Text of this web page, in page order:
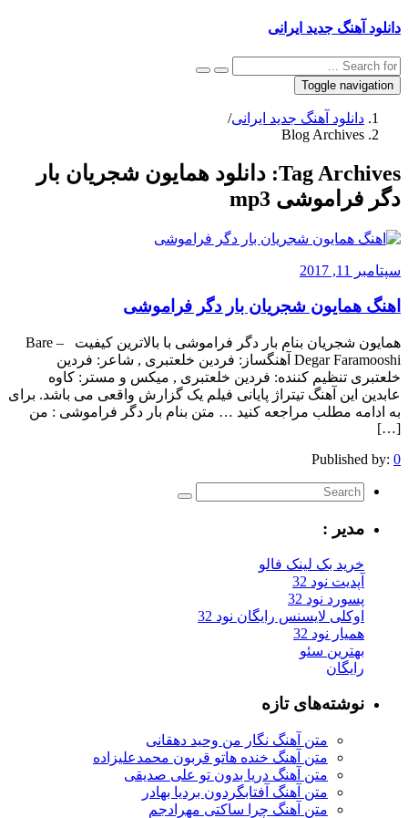
دانلود آهنگ جدید ایرانی
Toggle navigation
دانلود آهنگ جدید ایرانی/
Blog Archives
Tag Archives: دانلود همایون شجریان بار
دگر فراموشی mp3
سپتامبر 11, 2017
اهنگ همایون شجریان بار دگر فراموشی
همایون شجریان بنام بار دگر فراموشی با بالاترین کیفیت – Bare
Degar Faramooshi آهنگساز: فردین خلعتبری , شاعر: فردین
خلعتبری تنظیم کننده: فردین خلعتبری , میکس و مستر: کاوه
عابدین این آهنگ تیتراژ پایانی فیلم یک گزارش واقعی می باشد. برای
به ادامه مطلب مراجعه کنید … متن بنام بار دگر فراموشی : من
[…]
Published by: 0
مدیر :
خرید بک لینک فالو
آپدیت نود 32
پسورد نود 32
اوکلی لایسنس رایگان نود 32
همیار نود 32
بهترین سئو
رایگان
نوشته‌های تازه
متن آهنگ نگار من وحید دهقانی
متن آهنگ خنده هاتو قربون محمدعلیزاده
متن آهنگ دریا بدون تو علی صدیقی
متن آهنگ آفتابگردون بردیا بهادر
متن آهنگ چرا ساکتی مهرادجم